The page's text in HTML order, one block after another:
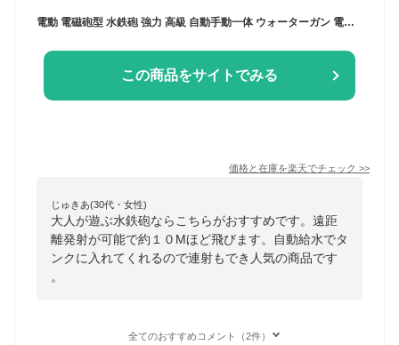
電動 電磁砲型 水鉄砲 強力 高級 自動手動一体 ウォーターガン 電動式 連射 水鉄砲 超強力飛距離 10M 単射 連射 最強 自動給水 水ピストル 水遊び おもちゃ ウォーターピストル 大容量 充電式 夏祭 プール ビーチ 子供 大人 日本語取扱説明書
この商品をサイトでみる
価格と在庫を楽天でチェック >>
じゅきあ(30代・女性)
大人が遊ぶ水鉄砲ならこちらがおすすめです。遠距
離発射が可能で約１０Mほど飛びます。自動給水でタ
ンクに入れてくれるので連射もでき人気の商品です
。
全てのおすすめコメント（2件）